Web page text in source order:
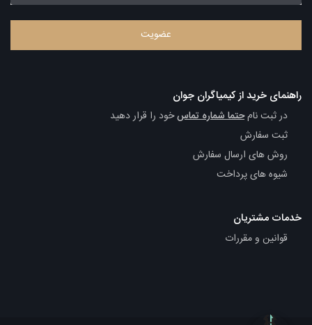
راهنمای خرید از کیمیاگران جوان
در ثبت نامحتما شماره تماسخود را قرار دهید
ثبت سفارش
روش های ارسال سفارش
شیوه های پرداخت
خدمات مشتریان
قوانین و مقررات